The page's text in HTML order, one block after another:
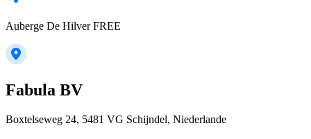
Auberge De Hilver FREE
Fabula BV
Boxtelseweg 24, 5481 VG Schijndel, Niederlande